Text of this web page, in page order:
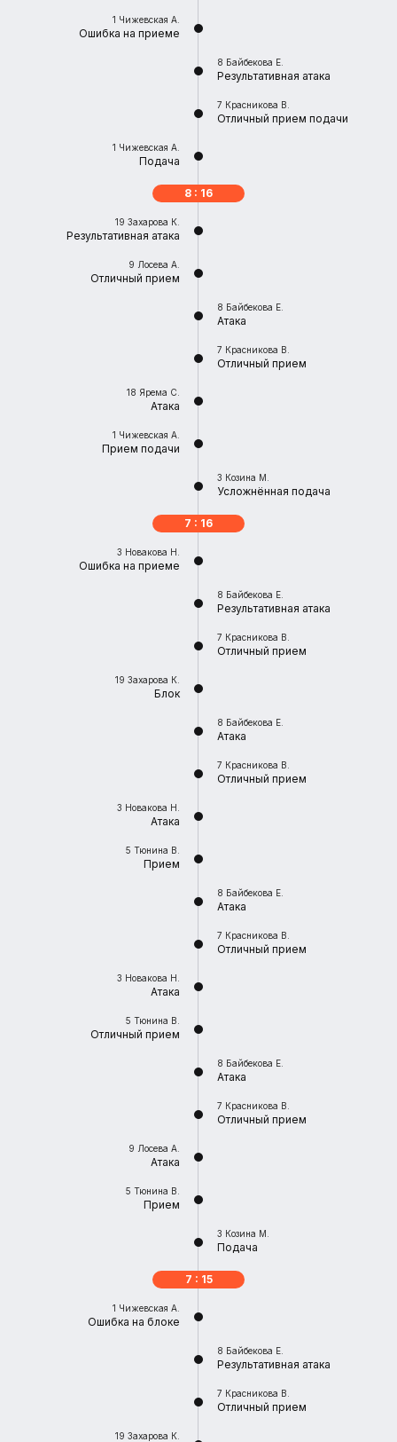
1 Чижевская А.
Ошибка на приеме
8 Байбекова Е.
Результативная атака
7 Красникова В.
Отличный прием подачи
1 Чижевская А.
Подача
8 : 16
19 Захарова К.
Результативная атака
9 Лосева А.
Отличный прием
8 Байбекова Е.
Атака
7 Красникова В.
Отличный прием
18 Ярема С.
Атака
1 Чижевская А.
Прием подачи
3 Козина М.
Усложнённая подача
7 : 16
3 Новакова Н.
Ошибка на приеме
8 Байбекова Е.
Результативная атака
7 Красникова В.
Отличный прием
19 Захарова К.
Блок
8 Байбекова Е.
Атака
7 Красникова В.
Отличный прием
3 Новакова Н.
Атака
5 Тюнина В.
Прием
8 Байбекова Е.
Атака
7 Красникова В.
Отличный прием
3 Новакова Н.
Атака
5 Тюнина В.
Отличный прием
8 Байбекова Е.
Атака
7 Красникова В.
Отличный прием
9 Лосева А.
Атака
5 Тюнина В.
Прием
3 Козина М.
Подача
7 : 15
1 Чижевская А.
Ошибка на блоке
8 Байбекова Е.
Результативная атака
7 Красникова В.
Отличный прием
19 Захарова К.